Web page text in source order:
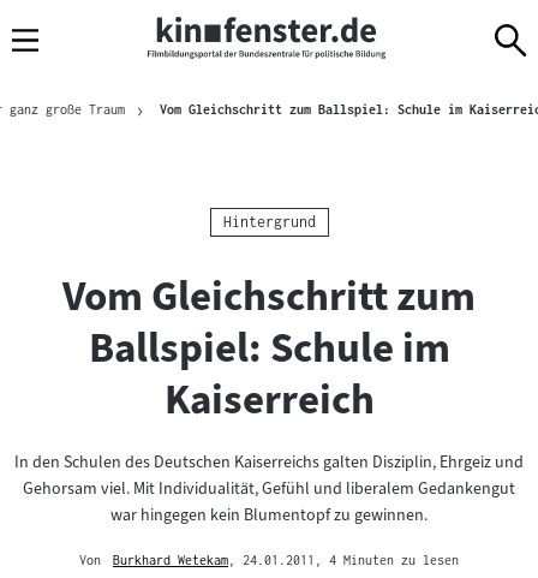
Navigation
zum
zur
amBrotkrümelnavigation
ganz große Traum Vom Gleichschritt zum Ballspiel: Schule im
Kategorie:
Hintergrund
Vom Gleichschritt zum
Ballspiel: Schule im
Kaiserreich
In den Schulen des Deutschen Kaiserreichs galten Disziplin, Ehrgeiz und
Gehorsam viel. Mit Individualität, Gefühl und liberalem Gedankengut
war hingegen kein Blumentopf zu gewinnen.
Von
Burkhard Wetekam , 24.01.2011 , 4 Minuten zu lesen